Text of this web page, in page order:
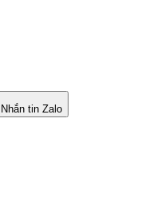
Nhắn tin Zalo